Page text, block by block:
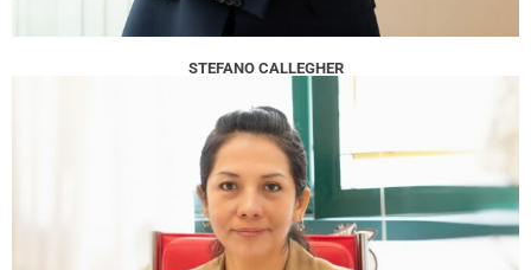
STEFANO CALLEGHER